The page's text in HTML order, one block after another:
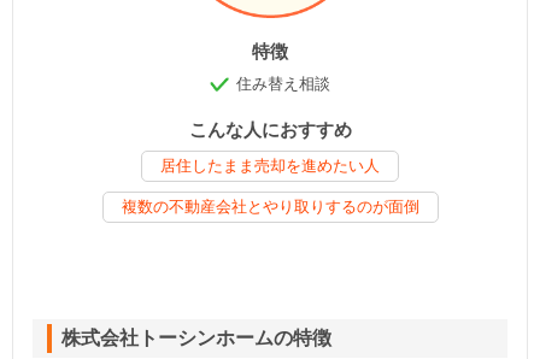
特徴
住み替え相談
こんな人におすすめ
居住したまま売却を進めたい人
複数の不動産会社とやり取りするのが面倒
株式会社トーシンホームの特徴